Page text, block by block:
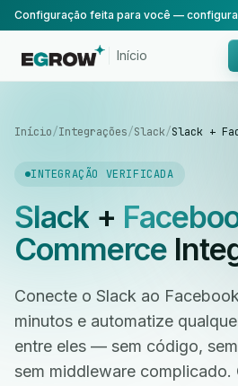
Início
Início/Integrações/Slack/Slack +
INTEGRAÇÃO VERIFICADA
Slack+
Commerce
Conecte o Slack ao
minutos e automatize
entre eles — sem código,
sem middleware